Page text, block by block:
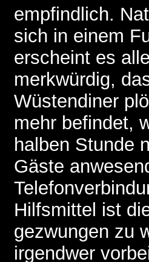
empfindlich.
sich in einem
erscheint es
merkwürdig,
Wüstendiner
mehr befindet,
halben Stunde
Gäste
Hilfsmittel ist
gezwungen zu
irgendwer